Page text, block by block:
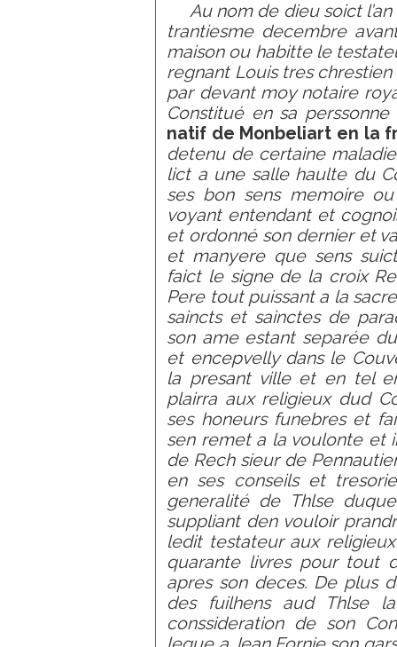
Au nom de dieu soict
trantiesme decembre
maison ou habitte le
regnant Louis tres
par devant moy notaire
Constitué en sa perssonne
natif de Monbeliart en la
detenu de certaine
lict a une salle haulte du
ses bon sens memoire
voyant entendant et
et ordonné son dernier et
et manyere que sens
faict le signe de la croix
Pere tout puissant a la
saincts et sainctes de
son ame estant separée
et encepvelly dans le
la presant ville et en tel
plairra aux religieux dud
ses honeurs funebres et
sen remet a la voulonte et
de Rech sieur de
en ses conseils et
generalité de Thlse
suppliant den vouloir
ledit testateur aux
quarante livres pour tout
apres son deces. De plus
des fuilhens aud Thlse
conssideration de son